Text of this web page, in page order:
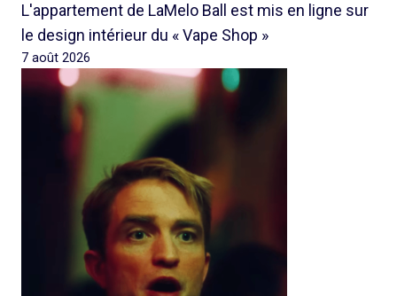
L'appartement de LaMelo Ball est mis en ligne sur
le design intérieur du « Vape Shop »
7 août 2026